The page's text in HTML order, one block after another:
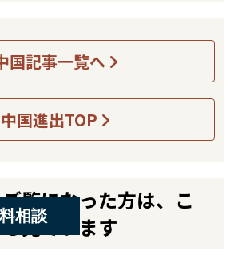
国記事一覧へ
中国進出TOP
覧になった方は、こ
見ています
相談